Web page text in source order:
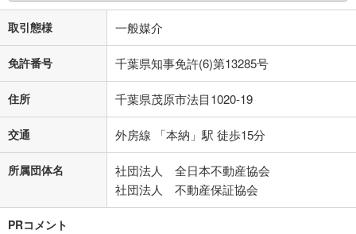
取引態様 一般媒介
免許番号 千葉県知事免許(6)第13285号
住所 千葉県茂原市法目1020-19
交通 外房線 「本納」駅 徒歩15分
所属団体名
社団法人 全日本不動産協会
社団法人 不動産保証協会
PRコメント